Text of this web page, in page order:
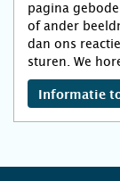
pagina
of ander
dan ons
sturen. We
Informatie